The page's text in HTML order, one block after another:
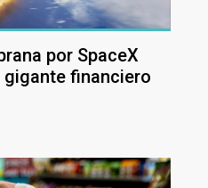
por SpaceX
gigante financiero